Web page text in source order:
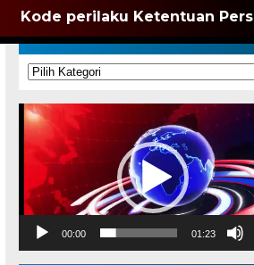
Kode perilaku Ketentuan Pers
KATEGORI
Kategori
Pemutar
Video
00:00 01:23